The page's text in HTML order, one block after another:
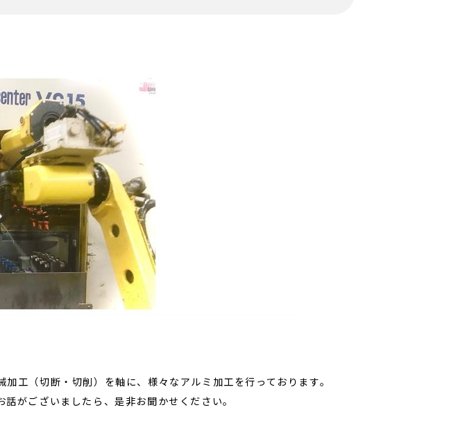
工（切断・切削）を軸に、様々なアルミ加工を行っております。
がございましたら、是非お聞かせください。